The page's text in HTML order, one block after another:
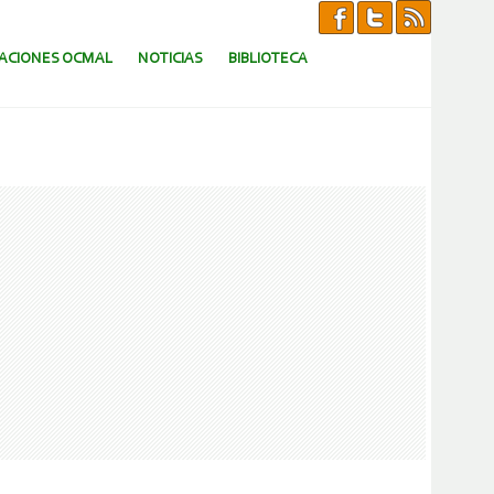
OCMAL NOTICIAS BIBLIOTECA